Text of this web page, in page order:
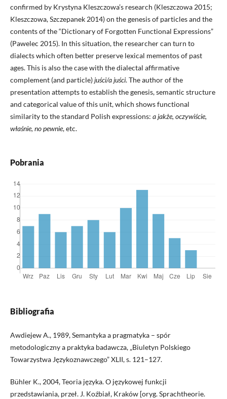
confirmed by Krystyna Kleszczowa’s research (Kleszczowa 2015;
Kleszczowa, Szczepanek 2014) on the genesis of particles and the
contents of the “Dictionary of Forgotten Functional Expressions”
(Pawelec 2015). In this situation, the researcher can turn to
dialects which often better preserve lexical mementos of past
ages. This is also the case with the dialectal affirmative
complement (and particle)juści/a juści. The author of the
presentation attempts to establish the genesis, semantic structure
and categorical value of this unit, which shows functional
similarity to the standard Polish expressions: a jakże, oczywiście,
właśnie, no pewnie, etc.
Pobrania
Bibliografia
Awdiejew A., 1989, Semantyka a pragmatyka – spór
metodologiczny a praktyka badawcza, „Biuletyn Polskiego
Towarzystwa Językoznawczego” XLII, s. 121–127.
Bühler K., 2004, Teoria języka. O językowej funkcji
przedstawiania, przeł. J. Koźbiał, Kraków [oryg. Sprachtheorie.